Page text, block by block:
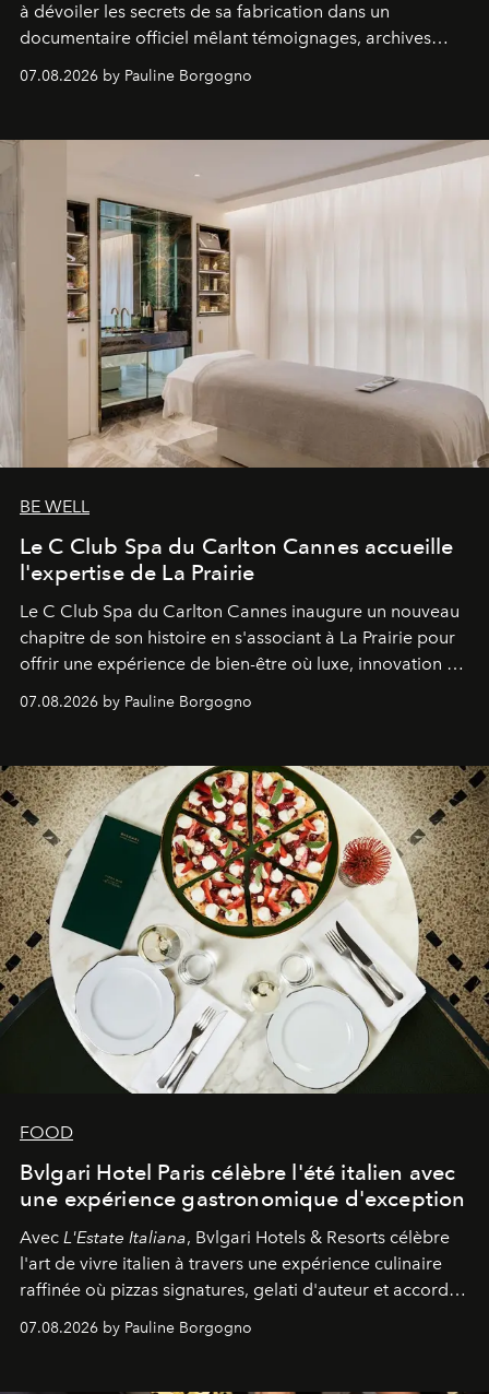
à dévoiler les secrets de sa fabrication dans un
documentaire officiel mêlant témoignages, archives
inédites et plongée dans les coulisses d'un phénomène
générationnel.
07.08.2026 by Pauline Borgogno
BE WELL
Le C Club Spa du Carlton Cannes accueille
l'expertise de La Prairie
Le C Club Spa du Carlton Cannes inaugure un nouveau
chapitre de son histoire en s'associant à La Prairie pour
offrir une expérience de bien-être où luxe, innovation et
expertise se rencontrent.
07.08.2026 by Pauline Borgogno
FOOD
Bvlgari Hotel Paris célèbre l'été italien avec
une expérience gastronomique d'exception
Avec L'Estate Italiana, Bvlgari Hotels & Resorts célèbre
l'art de vivre italien à travers une expérience culinaire
raffinée où pizzas signatures, gelati d'auteur et accords
d'exception composent un véritable voyage sensoriel.
07.08.2026 by Pauline Borgogno